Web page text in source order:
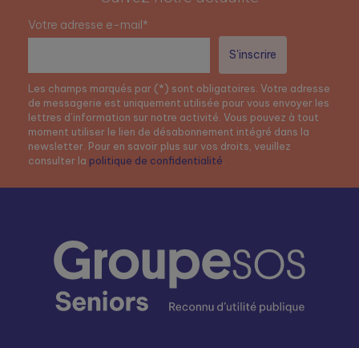
Votre adresse e-mail*
Les champs marqués par (*) sont obligatoires. Votre adresse
de messagerie est uniquement utilisée pour vous envoyer les
lettres d’information sur notre activité. Vous pouvez à tout
moment utiliser le lien de désabonnement intégré dans la
newsletter. Pour en savoir plus sur vos droits, veuillez
consulter la politique de confidentialité.